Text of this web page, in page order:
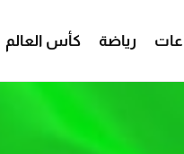
رياضة كأس العالم